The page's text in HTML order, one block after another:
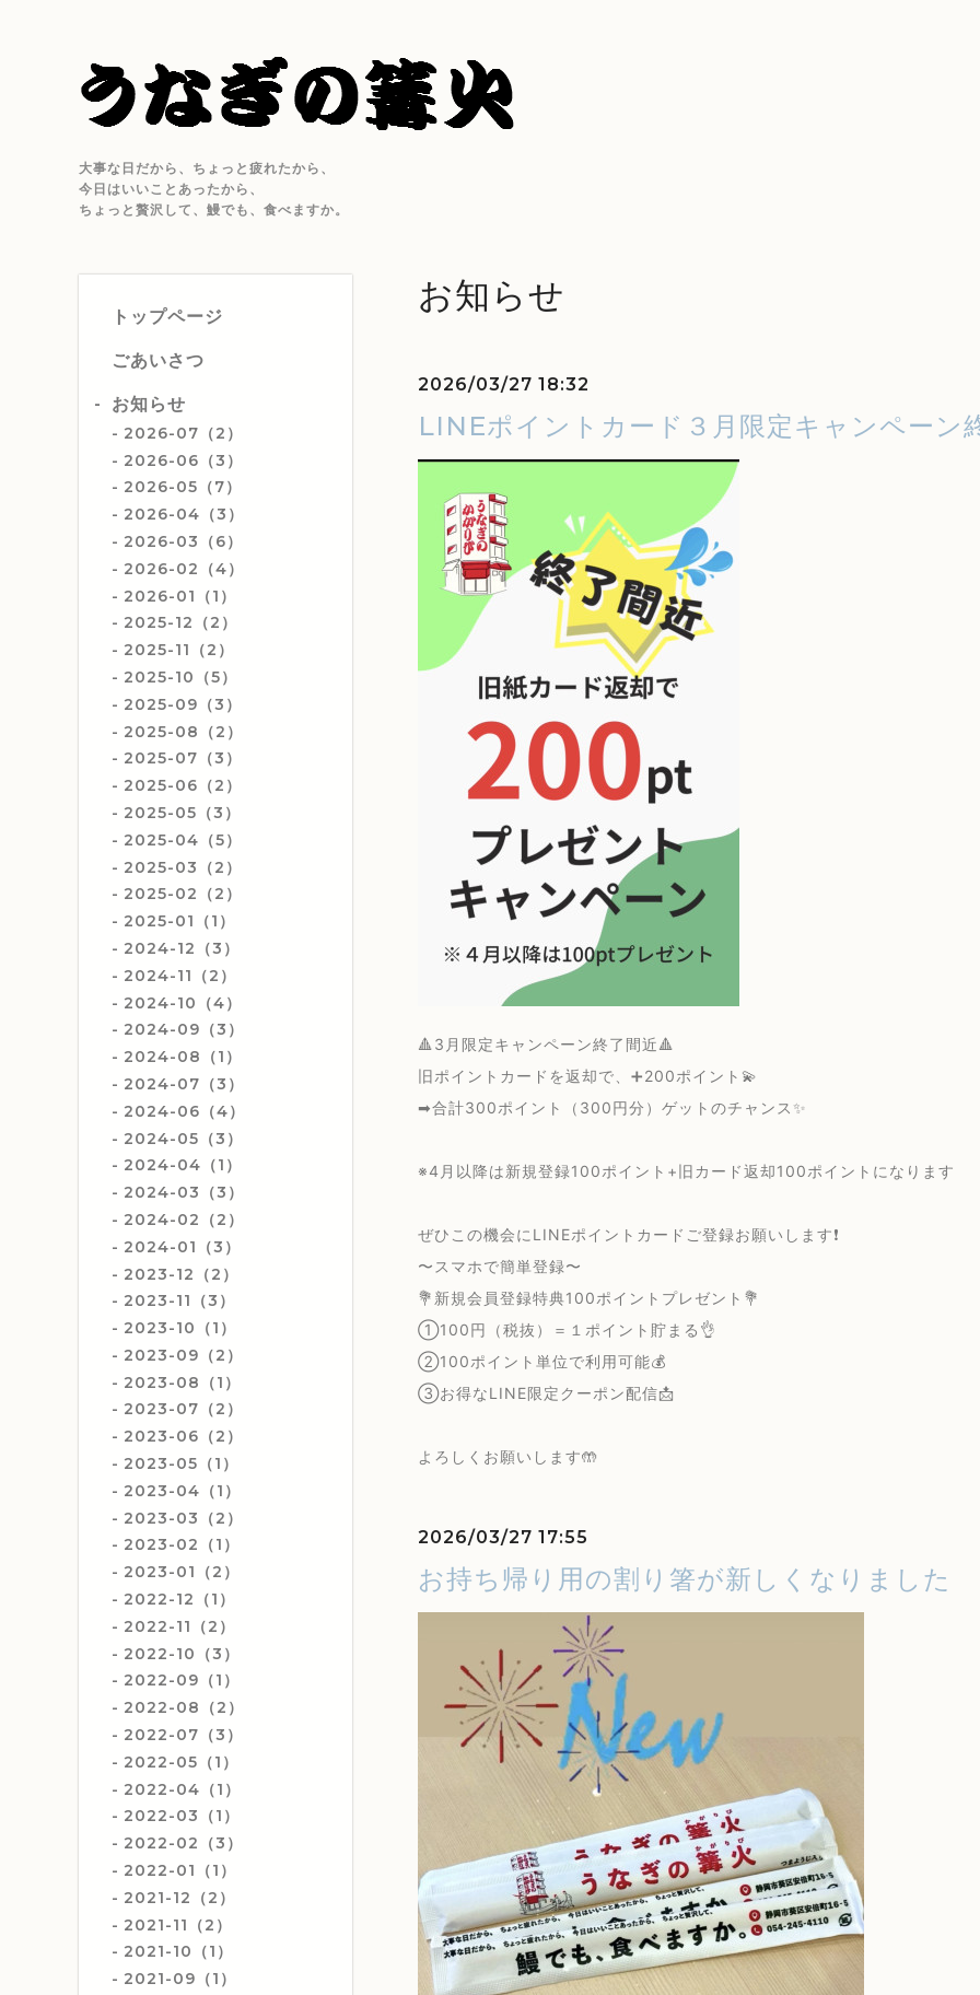
大事な日だから、ちょっと疲れたから、
今日はいいことあったから、
ちょっと贅沢して、鰻でも、食べますか。
トップページ
ごあいさつ
お知らせ
2026-07（2）
2026-06（3）
2026-05（7）
2026-04（3）
2026-03（6）
2026-02（4）
2026-01（1）
2025-12（2）
2025-11（2）
2025-10（5）
2025-09（3）
2025-08（2）
2025-07（3）
2025-06（2）
2025-05（3）
2025-04（5）
2025-03（2）
2025-02（2）
2025-01（1）
2024-12（3）
2024-11（2）
2024-10（4）
2024-09（3）
2024-08（1）
2024-07（3）
2024-06（4）
2024-05（3）
2024-04（1）
2024-03（3）
2024-02（2）
2024-01（3）
2023-12（2）
2023-11（3）
2023-10（1）
2023-09（2）
2023-08（1）
2023-07（2）
2023-06（2）
2023-05（1）
2023-04（1）
2023-03（2）
2023-02（1）
2023-01（2）
2022-12（1）
2022-11（2）
2022-10（3）
2022-09（1）
2022-08（2）
2022-07（3）
2022-05（1）
2022-04（1）
2022-03（1）
2022-02（3）
2022-01（1）
2021-12（2）
2021-11（2）
2021-10（1）
2021-09（1）
お知らせ
2026/03/27 18:32
LINEポイントカード３月限定キャンペーン
🔺3月限定キャンペーン終了間近🔺
旧ポイントカードを返却で、➕200ポイント💫
➡︎合計300ポイント（300円分）ゲットのチャンス✨
※4月以降は新規登録100ポイント+旧カード返却100ポイントになります
ぜひこの機会にLINEポイントカードご登録お願いします❗️
〜スマホで簡単登録〜
💐新規会員登録特典100ポイントプレゼント💐
①100円（税抜）＝１ポイント貯まる👌
②100ポイント単位で利用可能💰
③お得なLINE限定クーポン配信📩
よろしくお願いします🤲
2026/03/27 17:55
お持ち帰り用の割り箸が新しくなりました